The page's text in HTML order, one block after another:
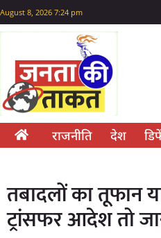
August 8, 2026 7:24 pm
राजनीति देश
तबादलों का तूफान
ट्रांसफर आदेश तो